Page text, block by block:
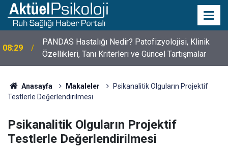
08:29
PANDAS Hastalığı Nedir? Patofizyolojisi, Klinik
Özellikleri, Tanı Kriterleri ve Güncel Tartışmalar
10:30
10 Mayıs Psikologlar Günü Nasıl Ortaya Çıktı? 10
Mayıs Tarihinin Hikayesi
Anasayfa Makaleler
Psikanalitik Olguların Projektif
Testlerle Değerlendirilmesi
Psikanalitik Olguların Projektif
Testlerle Değerlendirilmesi